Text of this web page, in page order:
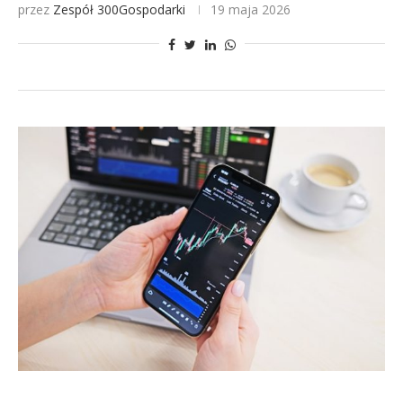
przez Zespół 300Gospodarki 19 maja 2026